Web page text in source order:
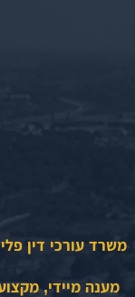
משרד עורכי דין
מענה מיידי,